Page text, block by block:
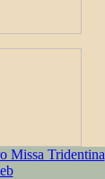
Missa Tridentina